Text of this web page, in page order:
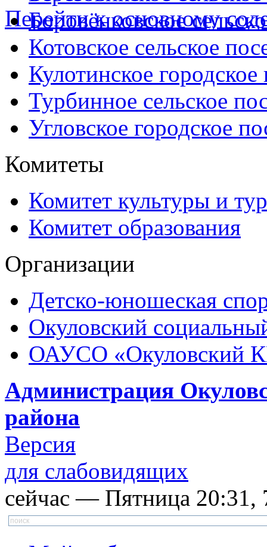
Перейти к основному
Боровёнковское
Котовское сельское
Кулотинское городское
Турбинное сельское
Угловское городское
Комитеты
Комитет культуры и
Комитет образования
Организации
Детско-юношеская
Окуловский
ОАУСО «Окуловский
Администрация
района
Версия
для слабовидящих
сейчас — Пятница 20:31,